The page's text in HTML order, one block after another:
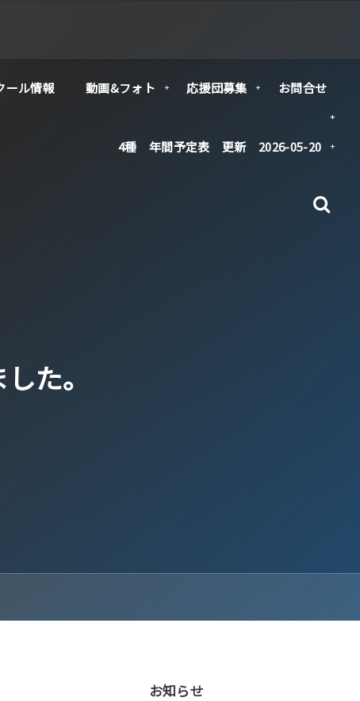
ール情報 動画&フォト 応援団募集 お問合せ
4種 年間予定表 更新 2026-05-20
た。
お知らせ